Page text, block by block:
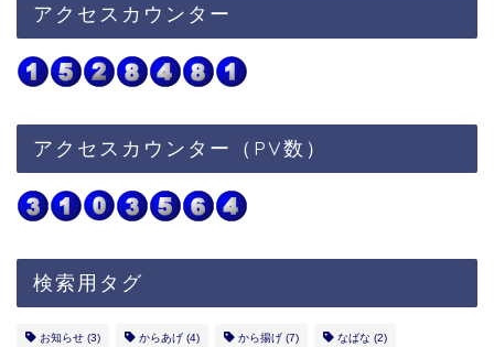
アクセスカウンター
アクセスカウンター（PV数）
検索用タグ
お知らせ (3) からあげ (4) から揚げ (7) なばな (2)